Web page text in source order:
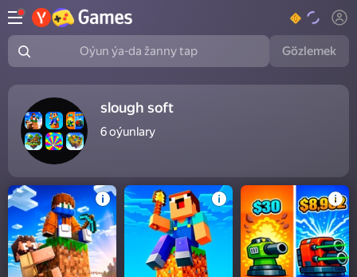
Oýun ýa-da žanny tap Gözlemek
slough soft
6oýunlary